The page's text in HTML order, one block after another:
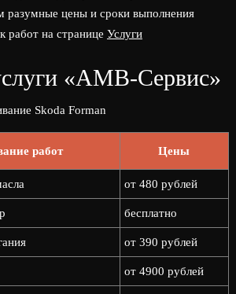
разумные цены и сроки выполнения
работ на странице Услуги
«АМВ-Сервис»
Skoda Forman
работ Цены
от 480 рублей
бесплатно
от 390 рублей
от 4900 рублей